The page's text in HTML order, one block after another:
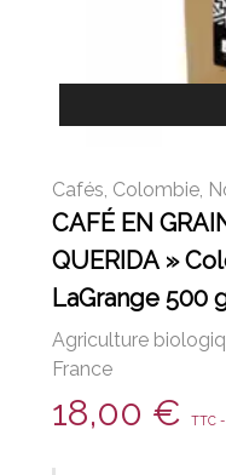
Cafés, Colombie,
CAFÉ EN
QUERIDA »
LaGrange 500
Agriculture
France
18,00 € TTC